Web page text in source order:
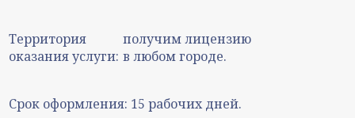
Территория
оказания услуги:
получим лицензию
в любом городе.
Срок оформления: 15 рабочих дней.